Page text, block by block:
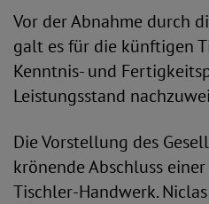
Vor der Abnahme durch
galt es für die künftigen
Kenntnis- und
Leistungsstand
Die Vorstellung des
krönende Abschluss
Tischler-Handwerk.